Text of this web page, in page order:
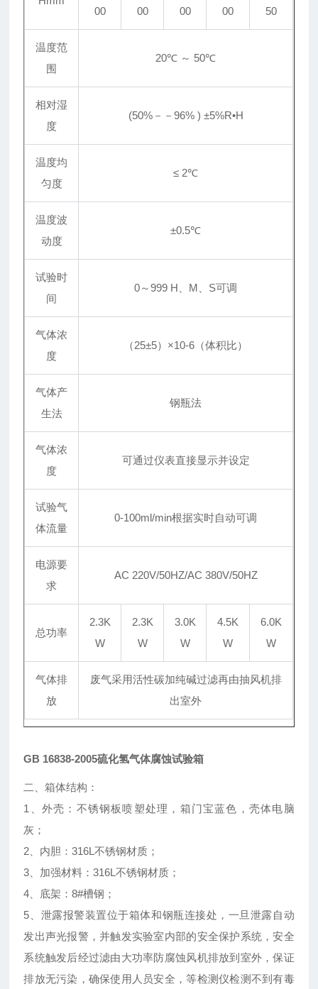
00
00 00 00 50
温度范
围
20℃ ～ 50℃
相对湿
度
(50%－－96% ) ±5%R•H
温度均
匀度
≤ 2℃
温度波
动度
±0.5℃
试验时
间
0～999 H、M、S可调
气体浓
度
（25±5）×10-6（体积比）
气体产
生法
钢瓶法
气体浓
度
可通过仪表直接显示并设定
试验气
体流量
0-100ml/min根据实时自动可调
电源要
求
AC 220V/50HZ/AC 380V/50HZ
总功率
2.3K
W
2.3K
W
3.0K
W
4.5K
W
6.0K
W
气体排
放
废气采用活性碳加纯碱过滤再由抽风机排
出室外
GB 16838-2005硫化氢气体腐蚀试验箱
二、箱体结构：
1、外壳：不锈钢板喷塑处理，箱门宝蓝色，壳体电脑
灰；
2、内胆：316L不锈钢材质；
3、加强材料：316L不锈钢材质；
4、底架：8#槽钢；
5、泄露报警装置位于箱体和钢瓶连接处，一旦泄露自动
发出声光报警，并触发实验室内部的安全保护系统，安全
系统触发后经过滤由大功率防腐蚀风机排放到室外，保证
排放无污染，确保使用人员安全，等检测仪检测不到有毒